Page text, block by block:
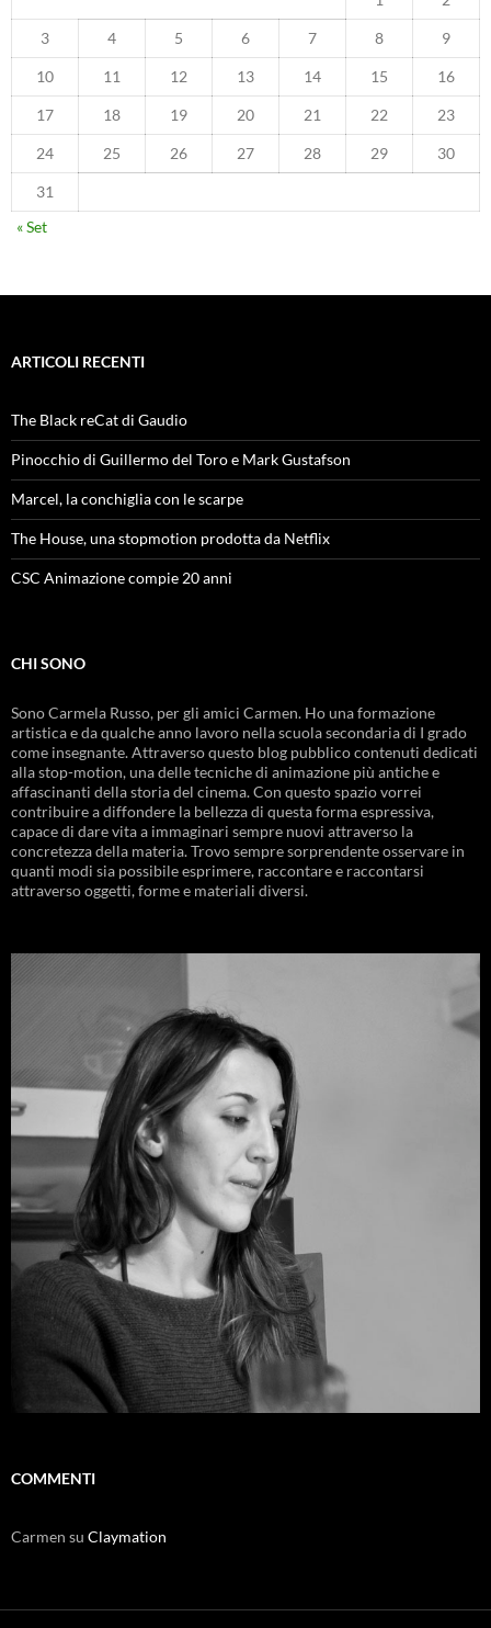
3 4 5 6 7 8 9
10 11 12 13 14 15 16
17 18 19 20 21 22 23
24 25 26 27 28 29 30
31
« Set
ARTICOLI RECENTI
The Black reCat di Gaudio
Pinocchio di Guillermo del Toro e Mark Gustafson
Marcel, la conchiglia con le scarpe
The House, una stopmotion prodotta da Netflix
CSC Animazione compie 20 anni
CHI SONO
Sono Carmela Russo, per gli amici Carmen. Ho una formazione
artistica e da qualche anno lavoro nella scuola secondaria di I grado
come insegnante. Attraverso questo blog pubblico contenuti dedicati
alla stop-motion, una delle tecniche di animazione più antiche e
affascinanti della storia del cinema. Con questo spazio vorrei
contribuire a diffondere la bellezza di questa forma espressiva,
capace di dare vita a immaginari sempre nuovi attraverso la
concretezza della materia. Trovo sempre sorprendente osservare in
quanti modi sia possibile esprimere, raccontare e raccontarsi
attraverso oggetti, forme e materiali diversi.
COMMENTI
Carmen su Claymation